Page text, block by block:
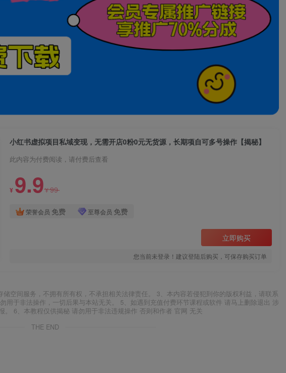
小红书虚拟项目私域变现，无需开店0粉0元无货源，长期项自可多号操作【揭秘】
此内容为付费阅读，请付费后查看
¥ 9.9¥99
荣誉会员 免费 至尊会员 免费
立即购买
您当前未登录！建议登陆后购买，可保存购买订单
空间服务，不拥有所有权，不承担相关法律责任。 3、本内容若侵犯到你的版权利益，请联系
用于非法操作，一切后果与本站无关。 5、如遇到充值付费环节课程或软件 请马上删除退出 涉
6、本教程仅供揭秘 请勿用于非法违规操作 否则和作者 官网 无关
THE END